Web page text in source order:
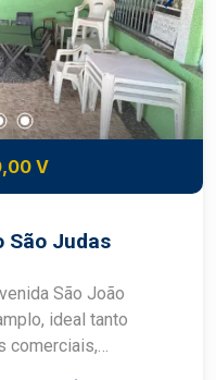
V
São Judas
São João
ideal tanto
comerciais,